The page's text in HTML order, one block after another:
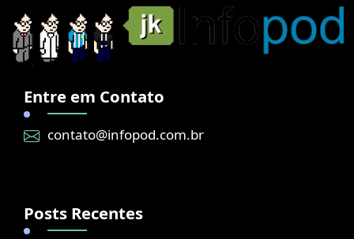
Entre em Contato
contato@infopod.com.br
Posts Recentes